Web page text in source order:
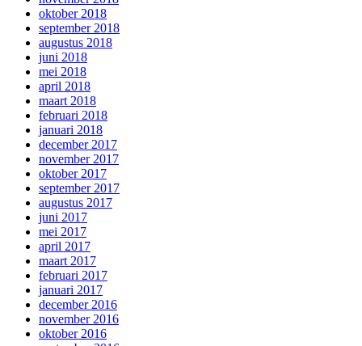
oktober 2018
september 2018
augustus 2018
juni 2018
mei 2018
april 2018
maart 2018
februari 2018
januari 2018
december 2017
november 2017
oktober 2017
september 2017
augustus 2017
juni 2017
mei 2017
april 2017
maart 2017
februari 2017
januari 2017
december 2016
november 2016
oktober 2016